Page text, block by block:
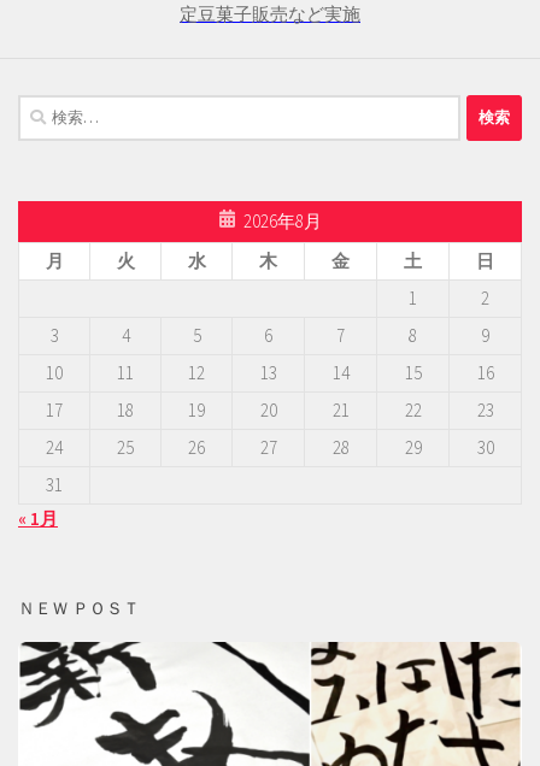
定豆菓子販売など実施
検
索:
2026年8月
月
火 水 木 金 土
日
1
2
3
4 5 6 7 8
9
10
11 12 13 14 15
16
17
18 19 20 21 22
23
24
25 26 27 28 29
30
31
« 1月
ＮＥＷ ＰＯＳＴ